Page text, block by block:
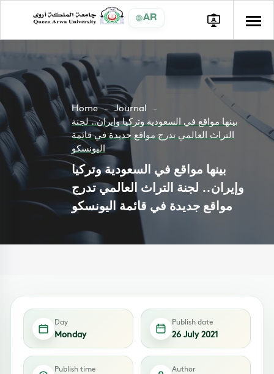
AR
Home
Journal
بينها مواقع في السعودية وتركيا وإيران.. لجنة
التراث العالمي تدرج مواقع جديدة في قائمة
اليونسكو
بينها مواقع في السعودية وتركيا
وإيران.. لجنة التراث العالمي تدرج
مواقع جديدة في قائمة اليونسكو
Day
Monday
Publish date
26 July 2021
Publish time Author